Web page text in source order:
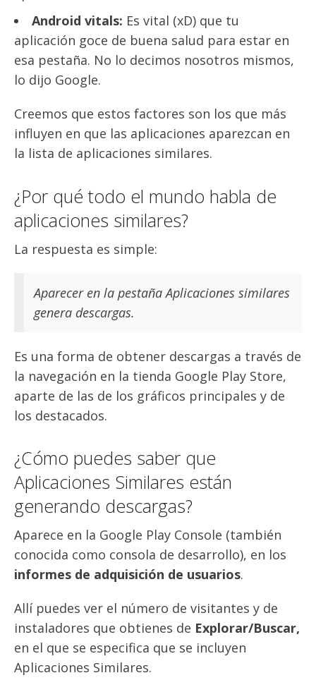
Android vitals: Es vital (xD) que tu
aplicación goce de buena salud para estar en
esa pestaña. No lo decimos nosotros mismos,
lo dijo Google.
Creemos que estos factores son los que más
influyen en que las aplicaciones aparezcan en
la lista de aplicaciones similares.
¿Por qué todo el mundo habla de
aplicaciones similares?
La respuesta es simple:
Aparecer en la pestaña Aplicaciones similares
genera descargas.
Es una forma de obtener descargas a través de
la navegación en la tienda Google Play Store,
aparte de las de los gráficos principales y de
los destacados.
¿Cómo puedes saber que
Aplicaciones Similares están
generando descargas?
Aparece en la Google Play Console (también
conocida como consola de desarrollo), en los
informes de adquisición de usuarios.
Allí puedes ver el número de visitantes y de
instaladores que obtienes de Explorar/Buscar,
en el que se especifica que se incluyen
Aplicaciones Similares.